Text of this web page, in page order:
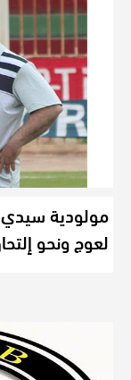
مولودية
لعوج ونحو